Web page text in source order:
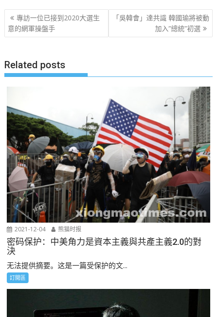
文
章
專訪一位已接到2020大選生
意的網軍操盤手
「吳韓會」達共識 韓國瑜將被動
加入”總統”初選
Related posts
2021-12-04 熊猫时报
密码保护：中美角力是資本主義與共產主義2.0的對
決
无法提供摘要。这是一篇受保护的文...
訂閲區